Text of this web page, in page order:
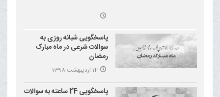
پاسخگویی شبانه روزی به
سوالات شرعی در ماه مبارک
رمضان
14 اردیبهشت 1398
پاسخگویی 24 ساعته به سوالات